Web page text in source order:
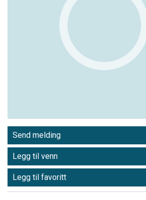
Send melding
Legg til venn
Legg til favoritt